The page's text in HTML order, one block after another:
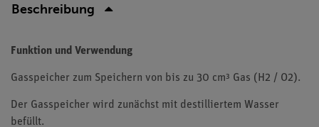
Beschreibung
Funktion und Verwendung
Gasspeicher zum Speichern von bis zu 30 cm³ Gas (H2 / O2).
Der Gasspeicher wird zunächst mit destilliertem Wasser
befüllt.